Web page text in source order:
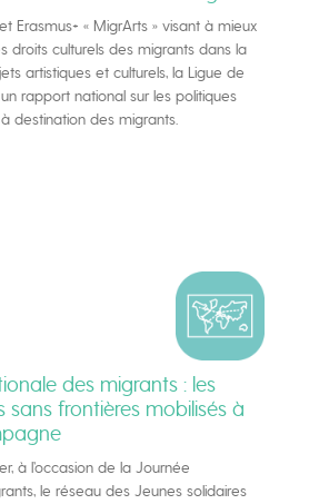
Erasmus+ « MigrArts » visant à mieux
droits culturels des migrants dans la
artistiques et culturels, la Ligue de
rapport national sur les politiques
destination des migrants.
des migrants : les
sans frontières mobilisés à
à l’occasion de la Journée
le réseau des Jeunes solidaires